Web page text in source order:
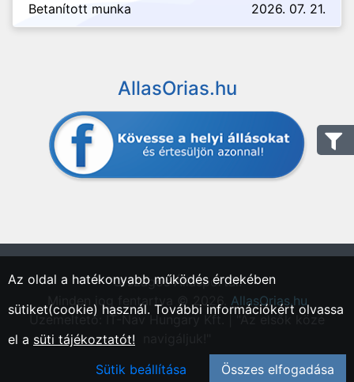
Betanított munka 2026. 07. 21.
AllasOrias.hu
"Országos Állásportál."
Minden jog fentartva © 2026. AllasOrias.hu
Üzemeltető: IT-Nav Hungary Kft. | "Az elsők közé
Az oldal a hatékonyabb működés érdekében
sütiket(cookie) használ. További információkért olvassa
el a süti tájékoztatót!
Sütik beállítása
Összes elfogadása